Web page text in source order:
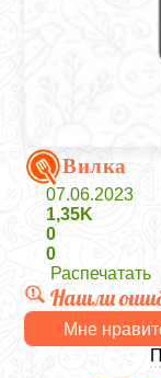
Вилка
07.06.2023
1,35K
0
0
Распечатать
Нашли
Мне